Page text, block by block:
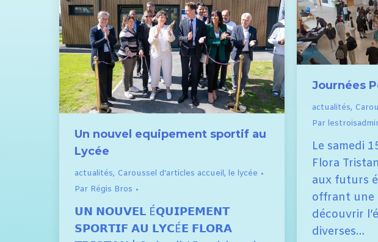
Un nouvel equipement sportif au
Lycée
actualités, Caroussel d'articles accueil, le lycée
Par Régis Bros
𝗨𝗡 𝗡𝗢𝗨𝗩𝗘𝗟 É𝗤𝗨𝗜𝗣𝗘𝗠𝗘𝗡𝗧
𝗦𝗣𝗢𝗥𝗧𝗜𝗙 𝗔𝗨 𝗟𝗬𝗖É𝗘 𝗙𝗟𝗢𝗥𝗔
Journées
actualités,
Par
Le samedi
Flora
aux futurs
offrant une
découvrir
diverses…